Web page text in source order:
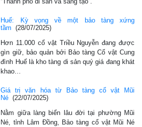
Huế: Kỳ vọng về một bảo tàng xứng
tầm
(28/07/2025)
Hơn 11.000 cổ vật Triều Nguyễn đang được
gìn giữ, bảo quản bởi Bảo tàng Cổ vật Cung
đình Huế là kho tàng di sản quý giá đang khát
khao…
Giá trị văn hóa từ Bảo tàng cổ vật Mũi
Né (22/07/2025)
Nằm giữa làng biển lâu đời tại phường Mũi
Né, tỉnh Lâm Đồng, Bảo tàng cổ vật Mũi Né